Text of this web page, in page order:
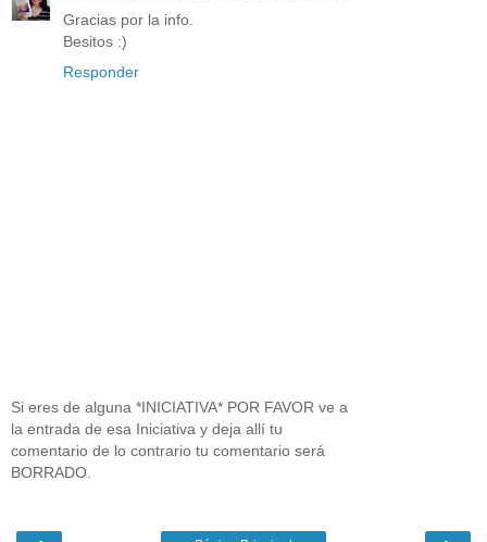
Gracias por la info.
Besitos :)
Responder
Si eres de alguna *INICIATIVA* POR FAVOR ve a
la entrada de esa Iniciativa y deja allí tu
comentario de lo contrario tu comentario será
BORRADO.